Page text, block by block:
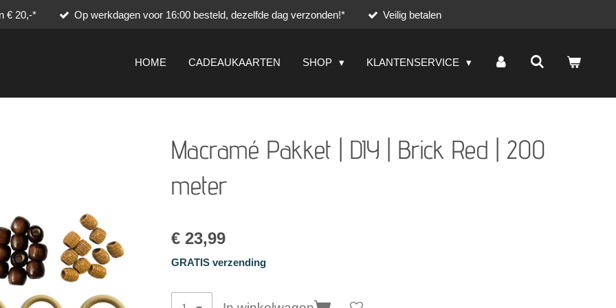
€ 20,-* Op werkdagen voor 16:00 besteld, dezelfde dag verzonden!* Veilig betalen
HOME CADEAUKAARTEN SHOP KLANTENSERVICE
Macramé Pakket | DIY | Brick Red | 200
meter
€ 23,99
GRATIS verzending